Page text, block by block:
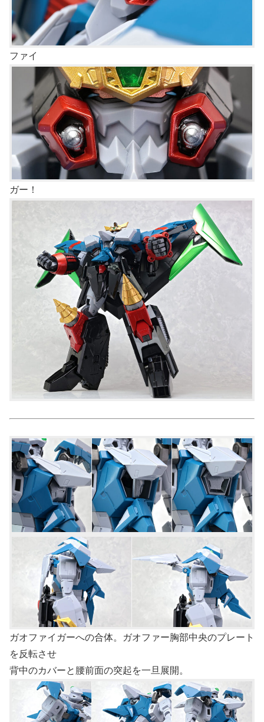
ファイ
ガー！
ガオファイガーへの合体。ガオファー胸部中央のプレート
を反転させ
背中のカバーと腰前面の突起を一旦展開。